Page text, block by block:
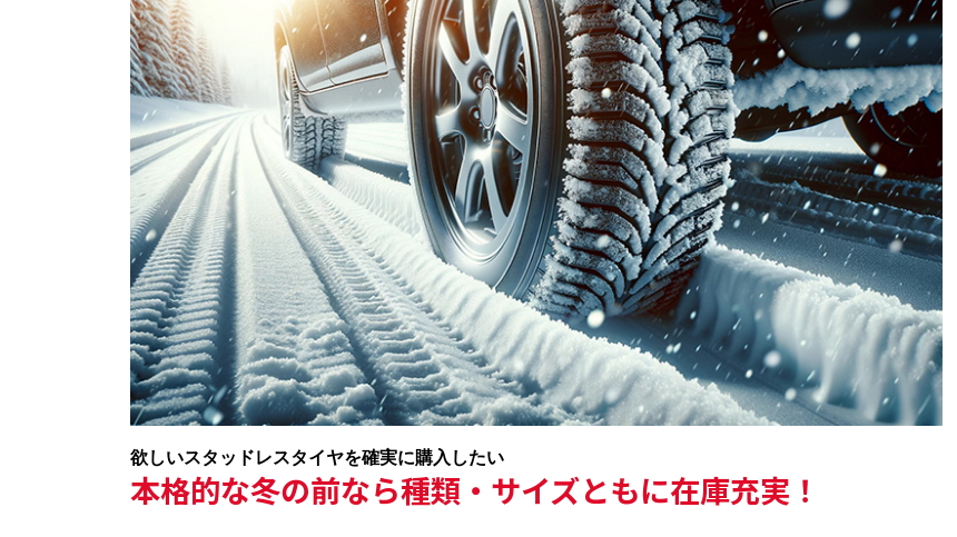
欲しいスタッドレスタイヤを確実に購入したい
本格的な冬の前なら種類・サイズともに在庫充実！